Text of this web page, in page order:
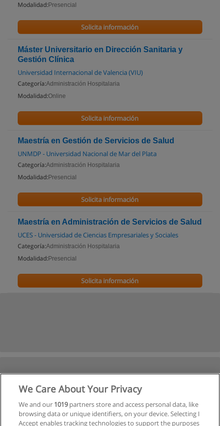
Modalidad: Presencial
Solicita información
Máster Universitario en Dirección Sanitaria y
Gestión Clínica
Universidad Internacional de Valencia (VIU)
Categoría:Administración Hospitalaria
Modalidad:Online
Solicita información
Maestría en Gestión de Servicios de Salud
UNMDP - Universidad Nacional de Mar del Plata
Categoría:Administración Hospitalaria
Modalidad: Presencial
Solicita información
Maestría en Administración de Servicios de Salud
UCES - Universidad de Ciencias Empresariales y Sociales
Categoría:Administración Hospitalaria
Modalidad: Presencial
Solicita información
We Care About Your Privacy
We and our 1019partners store and access personal data, like
browsing data or unique identifiers, on your device. Selecting I
Accept enables tracking technologies to support the purposes